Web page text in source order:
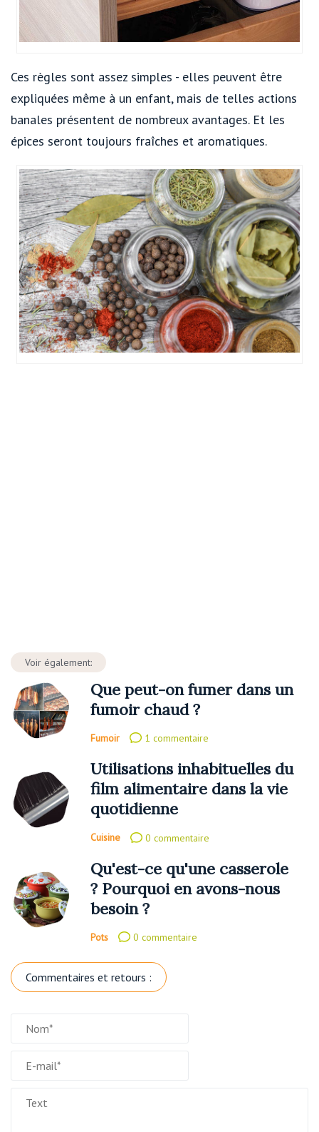
Ces règles sont assez simples - elles peuvent être
expliquées même à un enfant, mais de telles actions
banales présentent de nombreux avantages. Et les
épices seront toujours fraîches et aromatiques.
Voir également:
Que peut-on fumer dans un
fumoir chaud ?
Fumoir 1 commentaire
Utilisations inhabituelles du
film alimentaire dans la vie
quotidienne
Cuisine 0 commentaire
Qu'est-ce qu'une casserole
? Pourquoi en avons-nous
besoin ?
Pots 0 commentaire
Commentaires et retours :